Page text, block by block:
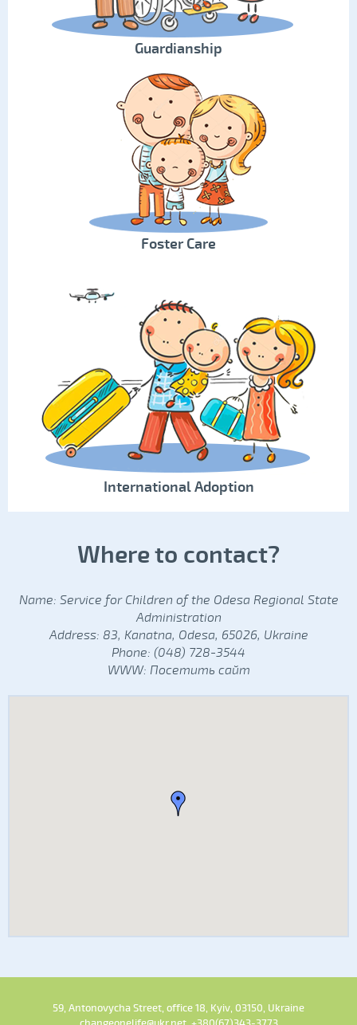
Guardianship
Foster Care
International Adoption
Where to contact?
Name: Service for Children of the Odesa Regional State
Administration
Address: 83, Kanatna, Odesa, 65026, Ukraine
Phone: (048) 728-3544
WWW: Посетить сайт
59, Antonovycha Street, office 18, Kyiv, 03150, Ukraine